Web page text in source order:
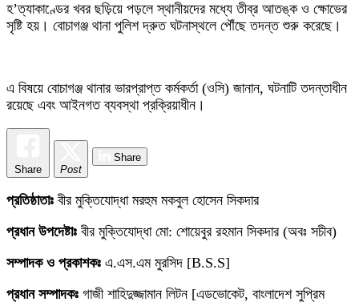
হ’ত্যাকাণ্ডের খবর ছড়িয়ে পড়লে স্থানীয়দের মধ্যে তীব্র আতঙ্ক ও ক্ষোভের
সৃষ্টি হয়। বোচাগঞ্জ থানা পুলিশ দ্রুত ঘটনাস্থলে পৌঁছে তদন্ত শুরু করেছে।
এ বিষয়ে বোচাগঞ্জ থানার ভারপ্রাপ্ত কর্মকর্তা (ওসি) জানান, ঘটনাটি তদন্তাধীন
রয়েছে এবং আইনগত ব্যবস্থা প্রক্রিয়াধীন।
Share Post
Share
প্রতিষ্ঠাতাঃ বীর মুক্তিযোদ্ধা মরহুম মকবুল হোসেন সিকদার
প্রধান উপদেষ্টাঃ বীর মুক্তিযোদ্ধা মো: শোয়েবুর রহমান সিকদার (অবঃ সচীব)
সম্পাদক ও প্রকাশকঃ এ.এস.এম মুরসিদ [B.S.S]
প্রধান সম্পাদকঃ গাজী শাহিদুজ্জামান লিটন [এডভোকেট, বাংলাদেশ সুপ্রিম